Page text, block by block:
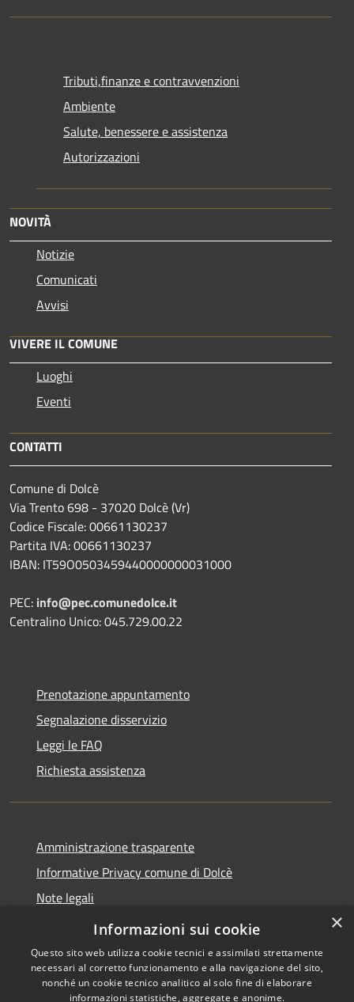
Tributi,finanze e contravvenzioni
Ambiente
Salute, benessere e assistenza
Autorizzazioni
NOVITÀ
Notizie
Comunicati
Avvisi
VIVERE IL COMUNE
Luoghi
Eventi
CONTATTI
Comune di Dolcè
Via Trento 698 - 37020 Dolcè (Vr)
Codice Fiscale: 00661130237
Partita IVA: 00661130237
IBAN: IT59O0503459440000000031000
PEC: info@pec.comunedolce.it
Centralino Unico: 045.729.00.22
Prenotazione appuntamento
Segnalazione disservizio
Leggi le FAQ
Richiesta assistenza
Amministrazione trasparente
Informative Privacy comune di Dolcè
Note legali
Dichiarazione di accessibilità
×
Informazioni sui cookie
Questo sito web utilizza cookie tecnici e assimilati strettamente
necessari al corretto funzionamento e alla navigazione del sito,
nonché un cookie tecnico analitico al solo fine di elaborare
informazioni statistiche, aggregate e anonime.